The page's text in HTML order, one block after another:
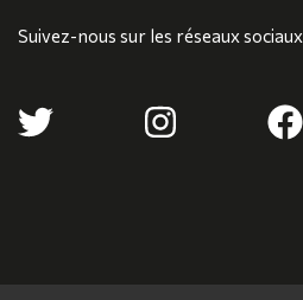
Suivez-nous sur les réseaux sociaux